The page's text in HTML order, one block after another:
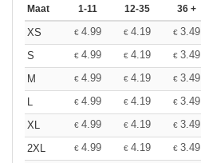
Maat 1-11 12-35 36 +
XS € 4.99 € 4.19 € 3.49
S
€ 4.99 € 4.19 € 3.49
M
€ 4.99 € 4.19 € 3.49
L
€ 4.99 € 4.19 € 3.49
XL
€ 4.99 € 4.19 € 3.49
2XL
€ 4.99 € 4.19 € 3.49